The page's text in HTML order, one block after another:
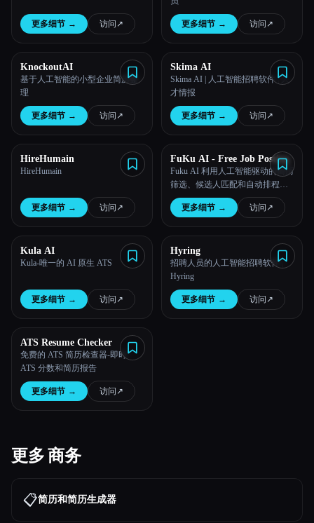
更多细节 → 访问 ↗︎ 更多细节 → 访问 ↗︎
KnockoutAI
基于人工智能的小型企业简历整
理
更多细节 → 访问 ↗︎
Skima AI
Skima AI | 人工智能招聘软件 | 人
才情报
更多细节 → 访问 ↗︎
HireHumain
HireHumain
更多细节 → 访问 ↗︎
FuKu AI - Free Job Posting
Fuku AI 利用人工智能驱动的简历
筛选、候选人匹配和自动排程，
帮助雇主高效简化招聘流程，准
确锁定顶尖人才。
更多细节 → 访问 ↗︎
Kula AI
Kula-唯一的 AI 原生 ATS
更多细节 → 访问 ↗︎
Hyring
招聘人员的人工智能招聘软件 |
Hyring
更多细节 → 访问 ↗︎
ATS Resume Checker
免费的 ATS 简历检查器-即时
ATS 分数和简历报告
更多细节 → 访问 ↗︎
更多 商务
📋简历和简历生成器